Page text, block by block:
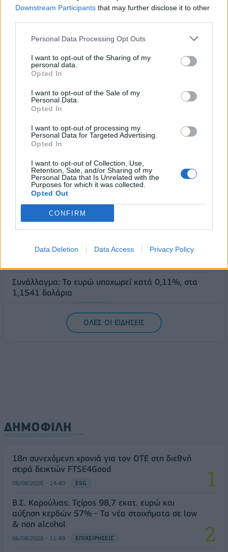
Downstream Participants that may further disclose it to other
Personal Data Processing Opt Outs
I want to opt-out of the Sharing of my
personal data.
Opted In
I want to opt-out of the Sale of my
Personal Data.
Opted In
I want to opt-out of processing my
Personal Data for Targeted Advertising.
Opted In
I want to opt-out of Collection, Use,
Retention, Sale, and/or Sharing of my
Personal Data that Is Unrelated with the
Purposes for which it was collected.
Opted Out
CONFIRM
Data Deletion Data Access Privacy Policy
Κάρτας Αγρότη μέσω της ΕΑΕ 2026
Eurobank: Εξελίξεις και προοπτικές στις αγορές
06/08/2026 - 16:20
στην ανάπτυξη - Μεγαλύτερη πρόκληση η
προσέλκυση πελατών
Χρηματιστήριο: Στις 2.627,95 μονάδες ο Γενικός
Δείκτης Τιμών, με άνοδο 0,15%
06/08/2026 - 15:46 ΟΙΚΟΝΟΜΙΑ
ΥΠΑΑΤ: Αποζημιώσεις 38,1 εκατ. ευρώ σε
κτηνοτρόφους για ευλογιά, πανώλη και αφθώδη
πυρετό
06/08/2026 - 15:33 ΟΙΚΟΝΟΜΙΑ
Δυτική Αττική
Συνάλλαγμα: Το ευρώ υποχωρεί κατά 0,11%, στα
1,1541 δολάρια
ΟΛΕΣ ΟΙ ΕΙΔΗΣΕΙΣ
ΔΗΜΟΦΙΛΗ
18η συνεχόμενη χρονιά για τον ΟΤΕ στη διεθνή
σειρά δεικτών FTSE4Good
06/08/2026 - 14:40 ESG
Β.Σ. Καρούλιας: Τζίρος 98,7 εκατ. ευρώ και
αύξηση κερδών 57% - Τα νέα στοιχήματα σε low
& non alcohol
06/08/2026 - 11:48 ΕΠΙΧΕΙΡΗΣΕΙΣ